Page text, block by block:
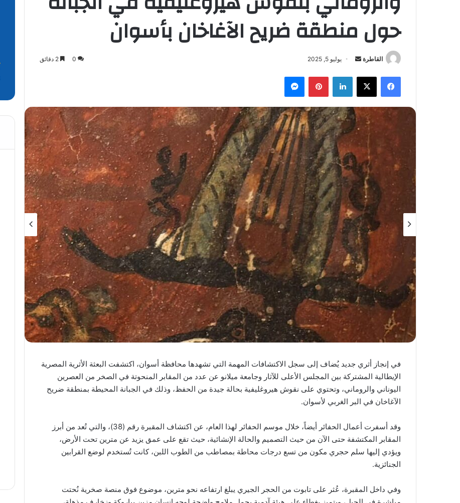
حول منطقة ضريح الآغاخان بأسوان
القاطرة
أرسل
إلكترونيا
يوليو 5, 2025 0
فيسبوك ‫X لينكدإن بينتيريستماسنجر
في إنجاز أثري جديد يُضاف إلى سجل الاكتشافات المهمة التي تشهدها محافظة أسوان، اكتشفت البعثة الأثرية المصرية
الإيطالية المشتركة بين المجلس الأعلى للآثار وجامعة ميلانو عن عدد من المقابر المنحوتة في الصخر من العصرين
اليوناني والروماني، وتحتوي على نقوش هيروغليفية بحالة جيدة من الحفظ، وذلك في الجبانة المحيطة بمنطقة ضريح
الآغاخان في البر الغربي لأسوان.
وقد أسفرت أعمال الحفائر أيضاً، خلال موسم الحفائر لهذا العام، عن اكتشاف المقبرة رقم (38)، والتي تُعد من أبرز
المقابر المكتشفة حتى الآن من حيث التصميم والحالة الإنشائية، حيث تقع على عمق يزيد عن مترين تحت الأرض،
ويؤدي إليها سلم حجري مكون من تسع درجات محاطة بمصاطب من الطوب اللبن، كانت تُستخدم لوضع القرابين
الجنائزية.
وفي داخل المقبرة، عُثر على تابوت من الحجر الجيري يبلغ ارتفاعه نحو مترين، موضوع فوق منصة صخرية نُحتت